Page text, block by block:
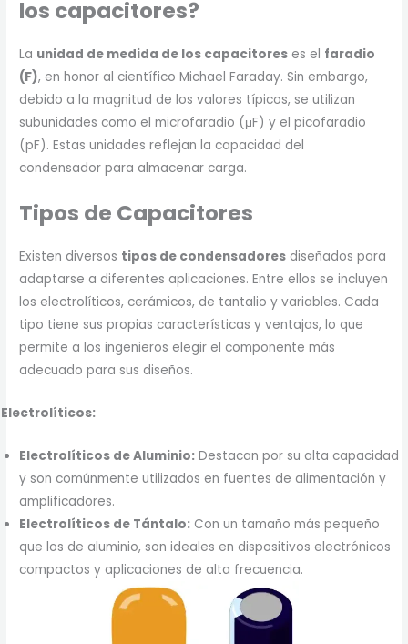
los capacitores?
La unidad de medida de los capacitores es el faradio
(F), en honor al científico Michael Faraday. Sin embargo,
debido a la magnitud de los valores típicos, se utilizan
subunidades como el microfaradio (μF) y el picofaradio
(pF). Estas unidades reflejan la capacidad del
condensador para almacenar carga.
Tipos de Capacitores
Existen diversos tipos de condensadores diseñados para
adaptarse a diferentes aplicaciones. Entre ellos se incluyen
los electrolíticos, cerámicos, de tantalio y variables. Cada
tipo tiene sus propias características y ventajas, lo que
permite a los ingenieros elegir el componente más
adecuado para sus diseños.
Electrolíticos:
Electrolíticos de Aluminio: Destacan por su alta capacidad
y son comúnmente utilizados en fuentes de alimentación y
amplificadores.
Electrolíticos de Tántalo: Con un tamaño más pequeño
que los de aluminio, son ideales en dispositivos electrónicos
compactos y aplicaciones de alta frecuencia.